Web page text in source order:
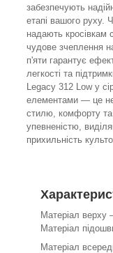
забезпечують
етапі вашого руху.
надають кросівкам
чудове зчеплення
п'яти гарантує
легкості та
Legacy 312 Low у
елементами — це не
стилю, комфорту
упевненістю,
прихильність
Матеріал верху
Матеріал
Матеріал